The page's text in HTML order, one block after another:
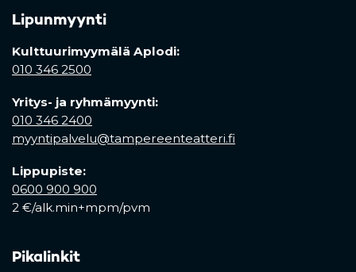
Lipunmyynti
Kulttuurimyymälä Aplodi:
010 346 2500
Yritys- ja ryhmämyynti:
010 346 2400
myyntipalvelu@tampereenteatteri.fi
Lippupiste:
0600 900 900
2 €/alk.min+mpm/pvm
Pikalinkit